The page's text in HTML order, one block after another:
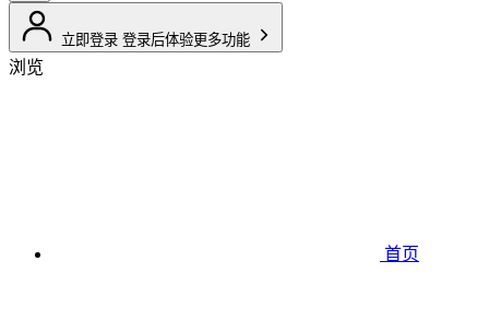
立即登录 登录后体验更多功能
浏览
首页